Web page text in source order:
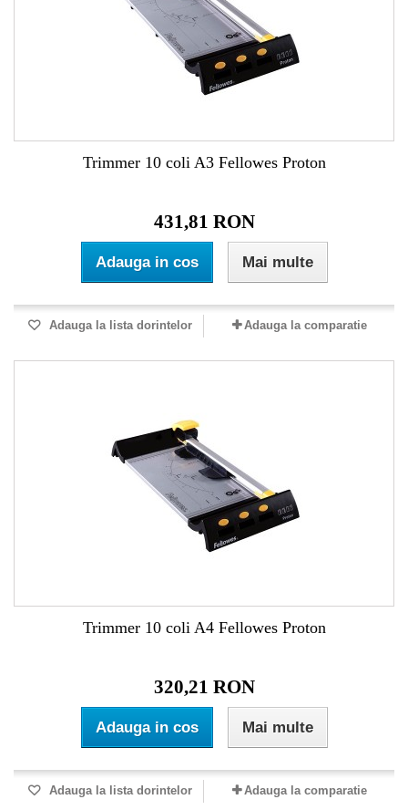
Trimmer 10 coli A3 Fellowes Proton
431,81 RON
Adauga in cos Mai multe
Adauga la lista dorintelor Adauga la comparatie
Trimmer 10 coli A4 Fellowes Proton
320,21 RON
Adauga in cos Mai multe
Adauga la lista dorintelor Adauga la comparatie